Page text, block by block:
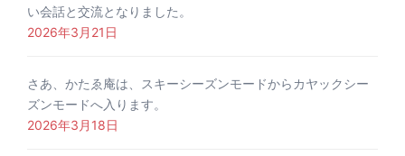
い会話と交流となりました。
2026年3月21日
さあ、かたゑ庵は、スキーシーズンモードからカヤックシー
ズンモードへ入ります。
2026年3月18日